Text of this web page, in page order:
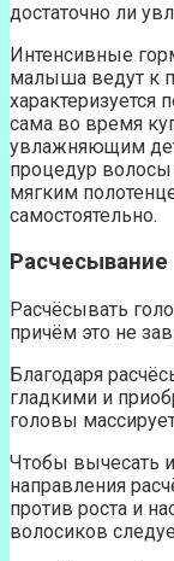
достаточно ли
Интенсивные
малыша ведут к
характеризуется
сама во время
увлажняющим
процедур волосы
мягким
самостоятельно.
Расчесывание
Расчёсывать
причём это не
Благодаря
гладкими и
головы
Чтобы вычесать
направления
против роста и
волосиков